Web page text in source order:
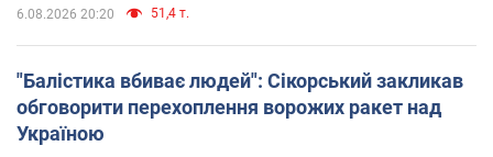
6.08.2026 20:20 51,4 т.
"Балістика вбиває людей": Сікорський закликав
обговорити перехоплення ворожих ракет над
Україною